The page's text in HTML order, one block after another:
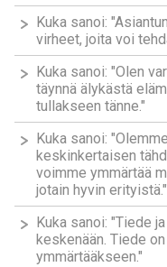
Kuka sanoi:
virheet, joita voi
Kuka sanoi: "Olen
täynnä älykästä
tullakseen tänne."
Kuka sanoi:
keskinkertaisen
voimme ymmärtää
jotain hyvin erityistä."
Kuka sanoi: "Tiede
keskenään. Tiede
ymmärtääkseen."